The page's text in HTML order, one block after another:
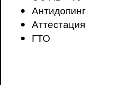
Антидопинг
Аттестация
ГТО